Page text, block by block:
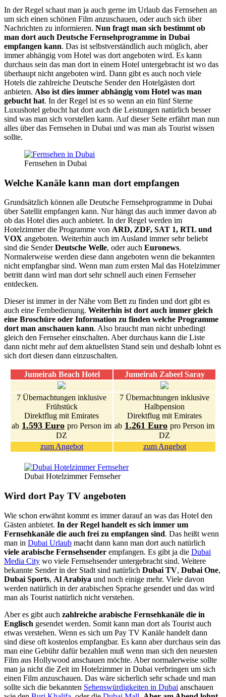
In der Regel schaut man ja auch gerne im Urlaub das Fernsehen an
um sich einen schönen Film anzuschauen, oder auch sich über
Nachrichten zu informieren. Nun fragt man sich bestimmt ob
man dort auch Deutsche Fernsehprogramme in Dubai
empfangen kann. Das ist selbstverständlich auch möglich, aber
immer abhängig vom Hotel was dort angeboten wird. Es kann
durchaus sein das man dort in einem Hotel untergebracht ist wo das
überhaupt nicht angeboten wird. Dann gibt es auch noch viele
Hotels die zahlreiche Deutsche Sender den Hotelgästen dort
anbieten. Also ist dies immer abhängig vom Hotel was man
gebucht hat. In der Regel ist es so wenn an ein fünf Sterne
Luxushotel gebucht hat dort auch die Leistungen natürlich besser
sind was man sich vorstellen kann. Auf dieser Seite erfährt man nun
alles über das Fernsehen in Dubai und was man als Tourist wissen
sollte.
Fernsehen in Dubai
Welche Kanäle kann man dort empfangen
Grundsätzlich können alle Deutsche Fernsehprogramme in Dubai
über Satellit empfangen kann. Nur hängt das auch immer davon ab
ob das Hotel dies auch anbietet. In der Regel werden im
Hotelzimmer die Programme von ARD, ZDF, SAT 1, RTL und
VOX angeboten. Weiterhin auch im Ausland immer sehr beliebt
sind die SenderDeutsche Welle, oder auch Euronews.
Normalerweise werden diese dann angeboten wenn die bekannten
nicht empfangbar sind. Wenn man zum ersten Mal das Hotelzimmer
betritt dann wird man dort sehr schnell auch einen Fernseher
entdecken.
Dieser ist immer in der Nähe vom Bett zu finden und dort gibt es
auch eine Fernbedienung. Weiterhin ist dort auch immer gleich
eine Broschüre oder Information zu finden welche Programme
dort man anschauen kann. Also braucht man nicht unbedingt
gleich den Fernseher einschalten. Aber durchaus kann die Liste
dann nicht mehr auf dem aktuellsten Stand sein und deshalb lohnt es
sich dort diesen dann einzuschalten.
Jumeirah Beach Hotel Jumeirah Zabeel Saray
7 Übernachtungen inklusive
Frühstück
Direktflug mit Emirates
ab 1.593 Euro pro Person im
DZ
7 Übernachtungen inklusive
Halbpension
Direktflug mit Emirates
ab 1.261 Euro pro Person im
DZ
zum Angebot
zum Angebot
Dubai Hotelzimmer Fernseher
Wird dort Pay TV angeboten
Wie schon erwähnt kommt es immer darauf an was das Hotel den
Gästen anbietet. In der Regel handelt es sich immer um
Fernsehkanäle die auch frei zu empfangen sind. Das heißt wenn
man in Dubai Urlaub macht dann kann man dort auch natürlich
viele arabische Fernsehsender empfangen. Es gibt ja die Dubai
Media City wo viele Fernsehsender untergebracht sind. Weitere
bekannte Sender in der Stadt sind natürlich Dubai TV, Dubai One,
Dubai Sports, Al Arabiya und noch einige mehr. Viele davon
werden natürlich in der arabischen Sprache gesendet und das wird
man als Tourist natürlich nicht verstehen.
Aber es gibt auch zahlreiche arabische Fernsehkanäle die in
Englisch gesendet werden. Somit kann man dort als Tourist auch
etwas verstehen. Wenn es sich um Pay TV Kanäle handelt dann
sind diese oft kostenlos empfangbar. Es kann aber durchaus sein das
man eine Gebühr dafür bezahlen muß wenn man sich den neuesten
Film aus Hollywood anschauen möchte. Aber normalerweise sollte
man ja nicht die Zeit im Hotelzimmer in Dubai verbringen um sich
einen Film anzuschauen. Das wäre sicherlich sehr schade und man
sollte sich die bekannten Sehenswürdigkeiten in Dubai anschauen